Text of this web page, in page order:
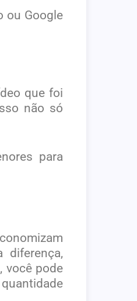
ou Google
que foi
não só
para
você pode